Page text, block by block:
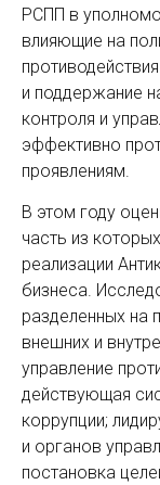
РСПП в
влияющие на
и поддержание
контроля и
эффективно
проявлениям.
В этом году
часть из
реализации
бизнеса.
разделенных на
внешних и
управление
действующая
коррупции;
и органов
постановка